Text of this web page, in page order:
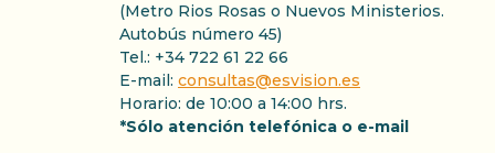
(Metro Rios Rosas o Nuevos Ministerios.
Autobús número 45)
Tel.: +34 722 61 22 66
E-mail: consultas@esvision.es
Horario: de 10:00 a 14:00 hrs.
*Sólo atención telefónica o e-mail